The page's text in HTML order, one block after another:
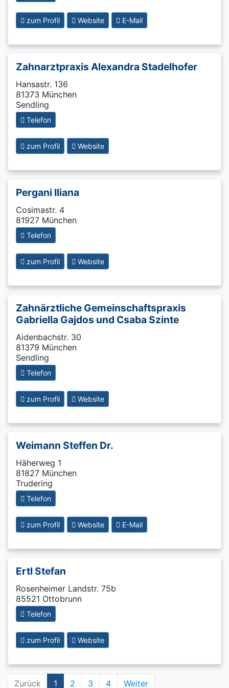
zum Profil Website E-Mail
Zahnarztpraxis Alexandra Stadelhofer
Hansastr. 136
81373 München
Sendling
Telefon
zum Profil Website
Pergani Iliana
Cosimastr. 4
81927 München
Telefon
zum Profil Website
Zahnärztliche Gemeinschaftspraxis
Gabriella Gajdos und Csaba Szinte
Aidenbachstr. 30
81379 München
Sendling
Telefon
zum Profil Website
Weimann Steffen Dr.
Häherweg 1
81827 München
Trudering
Telefon
zum Profil Website E-Mail
Ertl Stefan
Rosenheimer Landstr. 75b
85521 Ottobrunn
Telefon
zum Profil Website
Zurück 1 2 3 4 Weiter